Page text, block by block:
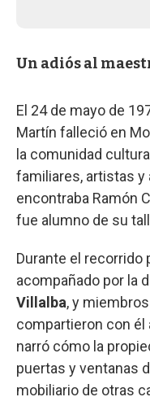
Un adiós al
El 24 de mayo de
Martín falleció en
la comunidad
familiares, artistas y
encontraba Ramón
fue alumno de su
Durante el recorrido
acompañado por la
Villalba, y
compartieron con él
narró cómo la
puertas y ventanas
mobiliario de otras